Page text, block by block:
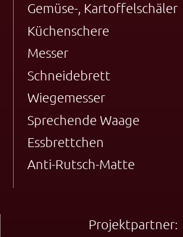
Gemüse-, Kartoffelschäler
Küchenschere
Messer
Schneidebrett
Wiegemesser
Sprechende Waage
Essbrettchen
Anti-Rutsch-Matte
Projektpartner: